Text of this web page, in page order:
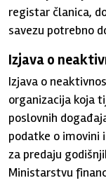
registar članica,
savezu potrebno
Izjava o
Izjava o
organizacija koja
poslovnih
podatke o imovini
za predaju
Ministarstvu